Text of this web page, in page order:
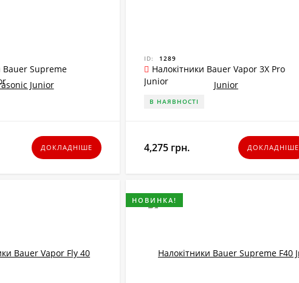
Bauer Supreme
ДОКЛАДНІШЕ
ID: 1289
Налокітники Bauer Vapor 3X Pro
Junior
В НАЯВНОСТІ
4,275 грн. ДОКЛАДНІШЕ
НОВИНКА!